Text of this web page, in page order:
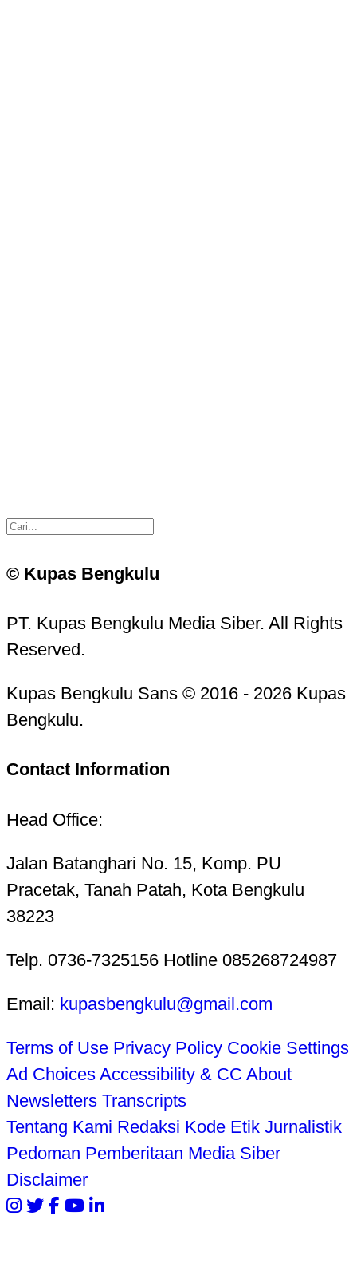
© Kupas Bengkulu
PT. Kupas Bengkulu Media Siber. All Rights
Reserved.
Kupas Bengkulu Sans © 2016 - 2026 Kupas
Bengkulu.
Contact Information
Head Office:
Jalan Batanghari No. 15, Komp. PU
Pracetak, Tanah Patah, Kota Bengkulu
38223
Telp. 0736-7325156 Hotline 085268724987
Email: kupasbengkulu@gmail.com
Terms of Use Privacy Policy Cookie Settings
Ad Choices Accessibility & CC About
Newsletters Transcripts
Tentang Kami Redaksi Kode Etik Jurnalistik
Pedoman Pemberitaan Media Siber
Disclaimer